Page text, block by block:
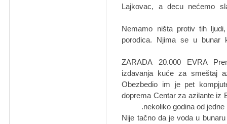
Lajkovac, a decu nećemo
- Nemamo ništa protiv tih
porodica. Njima se u bunar
ZARADA 20.000 EVRA
izdavanja kuće za smeštaj
Obezbedio im je pet
doprema Centar za azilante iz
nekoliko godina od
- Nije tačno da je voda u